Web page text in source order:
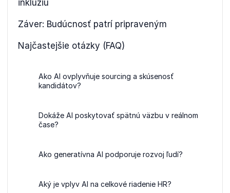
inklúziu
Záver: Budúcnosť patrí pripraveným
Najčastejšie otázky (FAQ)
Ako AI ovplyvňuje sourcing a skúsenosť
kandidátov?
Dokáže AI poskytovať spätnú väzbu v reálnom
čase?
Ako generatívna AI podporuje rozvoj ľudí?
Aký je vplyv AI na celkové riadenie HR?